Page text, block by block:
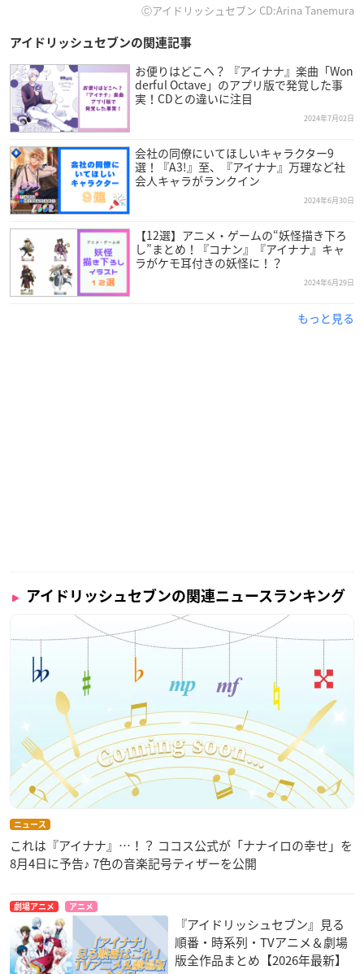
Ⓒアイドリッシュセブン CD:Arina Tanemura
アイドリッシュセブンの関連記事
お便りはどこへ？ 『アイナナ』楽曲「Won
derful Octave」のアプリ版で発覚した事
実！CDとの違いに注目
2024年7月02日
会社の同僚にいてほしいキャラクター9
選！『A3!』至、『アイナナ』万理など社
会人キャラがランクイン
2024年6月30日
【12選】アニメ・ゲームの“妖怪描き下ろ
し”まとめ！『コナン』『アイナナ』キャ
ラがケモ耳付きの妖怪に！？
2024年6月29日
もっと見る
アイドリッシュセブンの関連ニュースランキング
ニュース
これは『アイナナ』…！？ ココス公式が「ナナイロの幸せ」を
8月4日に予告♪ 7色の音楽記号ティザーを公開
劇場アニメ アニメ
『アイドリッシュセブン』見る
順番・時系列・TVアニメ＆劇場
版全作品まとめ【2026年最新】